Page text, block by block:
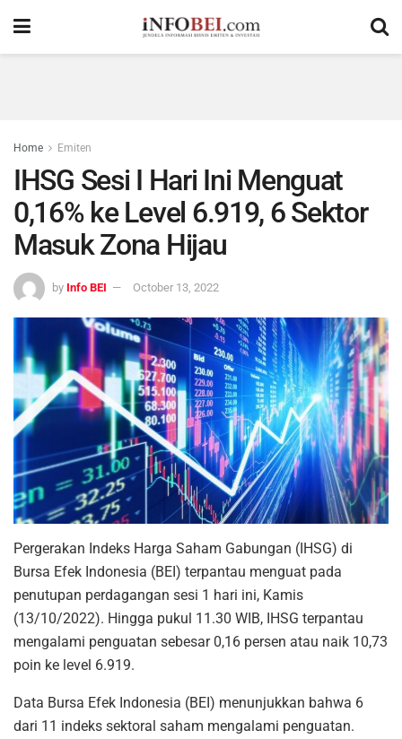
Home Emiten
IHSG Sesi I Hari Ini Menguat
0,16% ke Level 6.919, 6 Sektor
Masuk Zona Hijau
by Info BEI October 13, 2022
Pergerakan Indeks Harga Saham Gabungan (IHSG) di
Bursa Efek Indonesia (BEI) terpantau menguat pada
penutupan perdagangan sesi 1 hari ini, Kamis
(13/10/2022). Hingga pukul 11.30 WIB, IHSG terpantau
mengalami penguatan sebesar 0,16 persen atau naik 10,73
poin ke level 6.919.
Data Bursa Efek Indonesia (BEI) menunjukkan bahwa 6
dari 11 indeks sektoral saham mengalami penguatan.